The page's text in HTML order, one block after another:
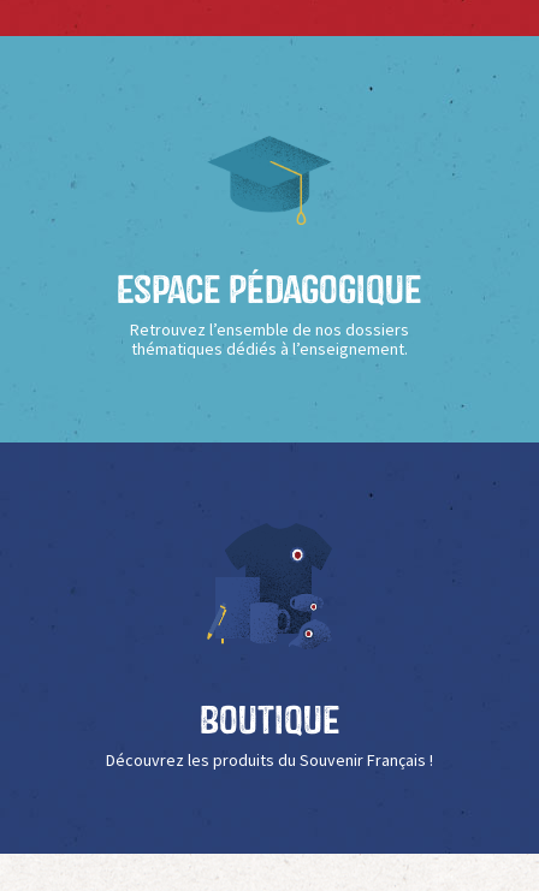
Espace Pédagogique
Retrouvez l’ensemble de nos dossiers
thématiques dédiés à l’enseignement.
Boutique
Découvrez les produits du Souvenir Français !